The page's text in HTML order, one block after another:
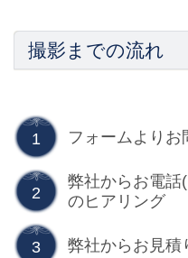
撮影までの流れ
1 フォームよりお
2
弊社からお電話(
のヒアリング
3 弊社からお見積